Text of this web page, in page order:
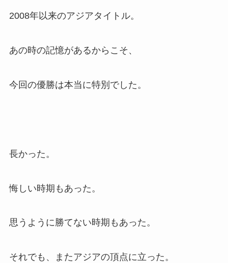
2008年以来のアジアタイトル。
あの時の記憶があるからこそ、
今回の優勝は本当に特別でした。
長かった。
悔しい時期もあった。
思うように勝てない時期もあった。
それでも、またアジアの頂点に立った。